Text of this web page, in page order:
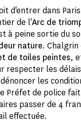
d'entrer dans
de l'Arc de
à peine sortie du
nature. Chalgrin
de toiles peintes,
respecter les
les
Préfet de police
passer de 4
effectuée.